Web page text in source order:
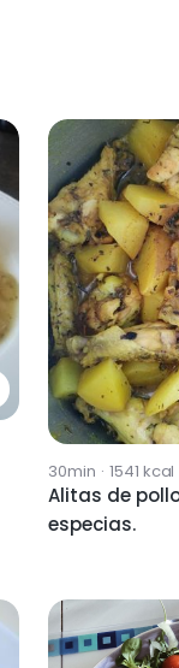
30min · 1541 kcal
Alitas de
especias.